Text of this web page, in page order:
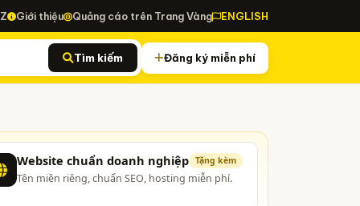
Giới thiệu Quảng cáo trên Trang Vàng ENGLISH
Tìm kiếm Đăng ký miễn phí
Website chuẩn doanh nghiệp Tặng kèm
Tên miền riêng, chuẩn SEO, hosting miễn phí.